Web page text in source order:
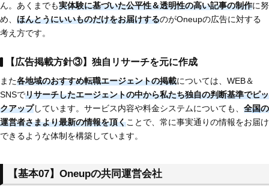
ん。あくまでも実体験に基づいた公平性＆透明性の高い記事の制作に努
め、 ほんとうにいいものだけをお届けするのがOneupの広告に対する
考え方です。
【広告掲載方針③】独自リサーチを元に作成
また各地域のおすすめ転職エージェントの掲載については、WEB＆
SNSでリサーチしたエージェントの中から私たち独自の判断基準でピッ
クアップしています。サービス内容や料金システムについても、 全国の
運営者さまより最新の情報を頂くことで、常に事実通りの情報をお届け
できるような体制を構築しています。
【基本07】Oneupの共同運営会社